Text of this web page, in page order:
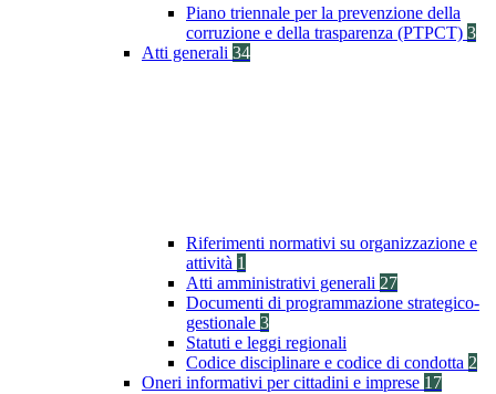
Piano triennale per la prevenzione della
corruzione e della trasparenza (PTPCT) 3
Atti generali 34
Riferimenti normativi su organizzazione e
attività 1
Atti amministrativi generali 27
Documenti di programmazione strategico-
gestionale 3
Statuti e leggi regionali
Codice disciplinare e codice di condotta 2
Oneri informativi per cittadini e imprese 17